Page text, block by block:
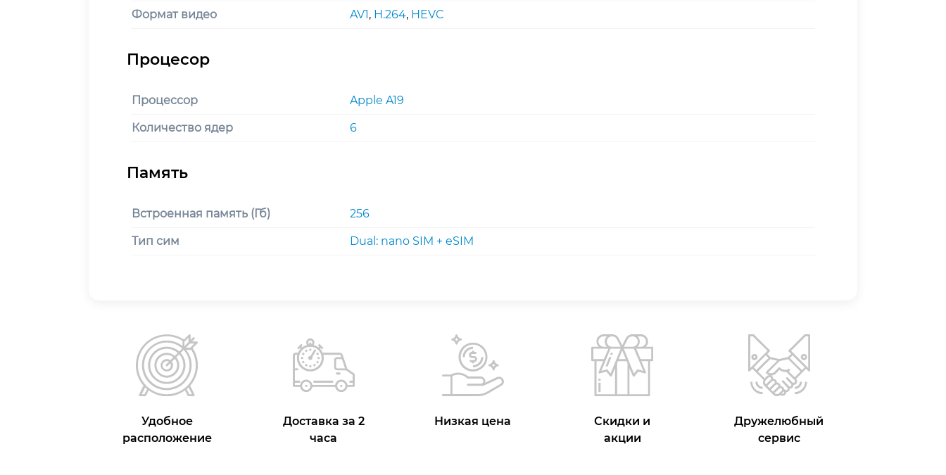
Формат видео AV1, H.264, HEVC
Процессор Apple A19
Количество ядер 6
Встроенная память (Гб) 256
Тип сим Dual: nano SIM + eSIM
Удобное
расположение
Доставка за 2
часа
Низкая цена
Скидки и
акции
Дружелюбный
сервис